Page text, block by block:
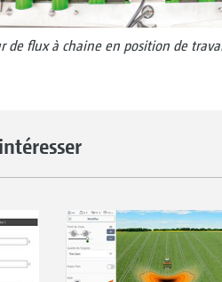
de flux à chaine en position de